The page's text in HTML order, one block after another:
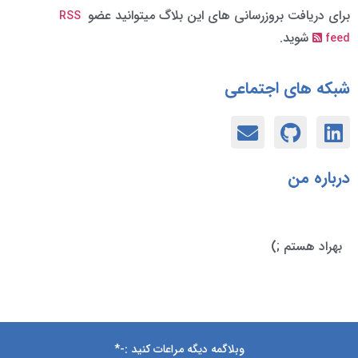
دریافت بروزرسانی های این بلاگ میتوانید عضو RSS
شوید.
های اجتماعی
من
هستم ;)
وبلاگمه دیگه مراعات کنید :-*